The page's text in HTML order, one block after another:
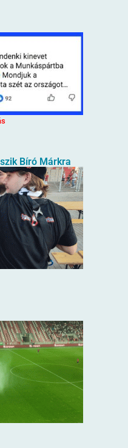
Bíró Márkra